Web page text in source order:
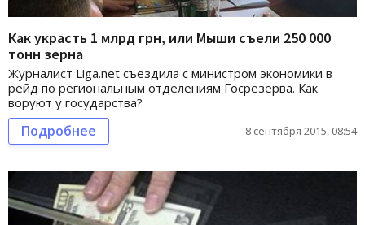
Как украсть 1 млрд грн, или Мыши съели 250 000
тонн зерна
Журналист Liga.net съездила с министром экономики в
рейд по региональным отделениям Госрезерва. Как
воруют у государства?
Подробнее 8 сентября 2015, 08:54